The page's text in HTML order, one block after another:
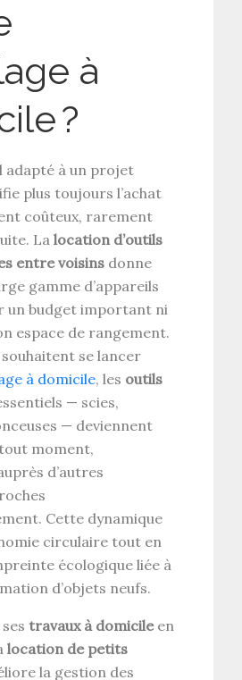
à
?
adapté à un projet
plus toujours l’achat
coûteux, rarement
Lalocation d’outils
entre voisins donne
gamme d’appareils
un budget important ni
espace de rangement.
se lancer
à domicile, les outils
— scies,
— deviennent
moment,
d’autres
Cette dynamique
circulaire tout en
écologique liée à
d’objets neufs.
travaux à domicileen
location de petits
la gestion des